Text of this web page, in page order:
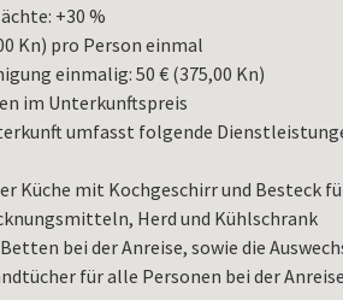
+30 %
Kn) pro Person einmal
einmalig: 50 € (375,00 Kn)
im Unterkunftspreis
umfasst folgende
Küche mit Kochgeschirr und Besteck
Herd und Kühlschrank
bei der Anreise, sowie die
für alle Personen bei der